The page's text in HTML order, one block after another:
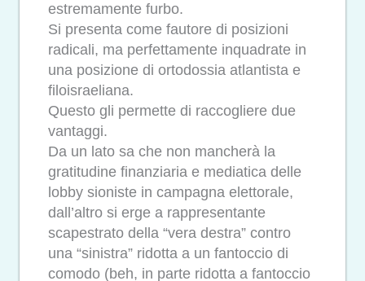
estremamente furbo.
Si presenta come fautore di posizioni
radicali, ma perfettamente inquadrate in
una posizione di ortodossia atlantista e
filoisraeliana.
Questo gli permette di raccogliere due
vantaggi.
Da un lato sa che non mancherà la
gratitudine finanziaria e mediatica delle
lobby sioniste in campagna elettorale,
dall’altro si erge a rappresentante
scapestrato della “vera destra” contro
una “sinistra” ridotta a un fantoccio di
comodo (beh, in parte ridotta a fantoccio